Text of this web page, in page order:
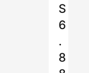
S
6
.
8